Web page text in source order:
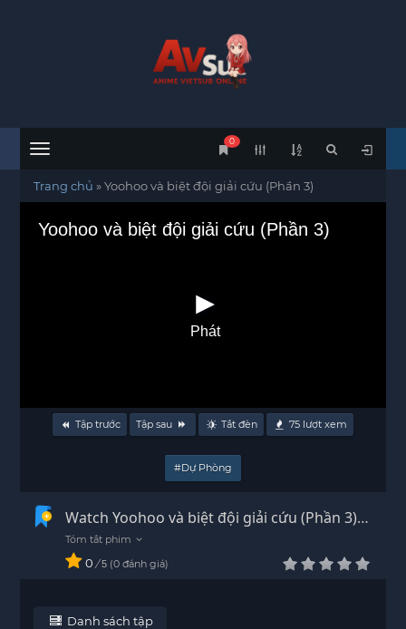
Menu
0
Trang chủ »Yoohoo và biệt đội giải cứu (Phần 3)
Yoohoo và biệt đội giải cứu (Phần 3)
Phát
Tập trước Tập sau Tắt đèn 75 lượt xem
#Dự Phòng
Watch Yoohoo và biệt đội giải cứu (Phần 3)
Vietsub - HD
0 / 5 0 đánh giá
Danh sách tập